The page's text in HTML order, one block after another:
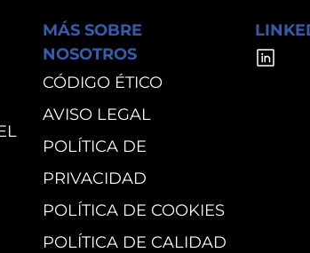
MÁS SOBRE
NOSOTROS
CÓDIGO ÉTICO
AVISO LEGAL
POLÍTICA DE
PRIVACIDAD
POLÍTICA DE COOKIES
POLÍTICA DE CALIDAD